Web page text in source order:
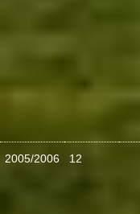
2005/2006 12